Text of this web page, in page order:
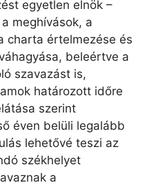
egyetlen elnök –
meghívások, a
charta értelmezése és
beleértve a
szavazást is,
határozott időre
szerint
éven belüli legalább
lehetővé teszi az
székhelyet
a